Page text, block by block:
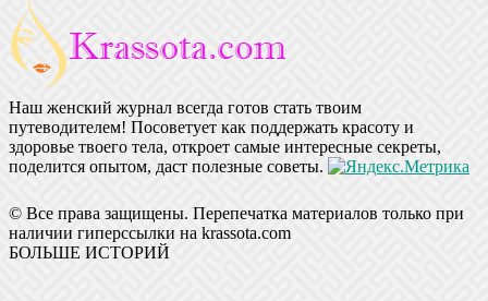
Наш женский журнал всегда готов стать твоим
путеводителем! Посоветует как поддержать красоту и
здоровье твоего тела, откроет самые интересные секреты,
поделится опытом, даст полезные советы.
© Все права защищены. Перепечатка материалов только при
наличии гиперссылки на krassota.com
БОЛЬШЕ ИСТОРИЙ